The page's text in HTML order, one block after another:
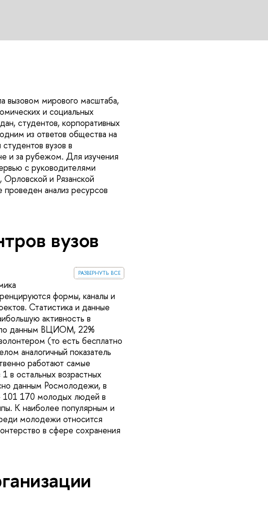
вызовом мирового масштаба,
и социальных
студентов, корпоративных
из ответов общества на
вузов в
и за рубежом. Для изучения
с руководителями
и Рязанской
проведен анализ ресурсов
вузов
развернуть все
формы, каналы и
Статистика и данные
активность в
по данным ВЦИОМ, 22%
(то есть бесплатно
аналогичный показатель
работают самые
в остальных возрастных
данным Росмолодежи, в
101 170 молодых людей в
К наиболее популярным и
молодежи относится
в сфере сохранения